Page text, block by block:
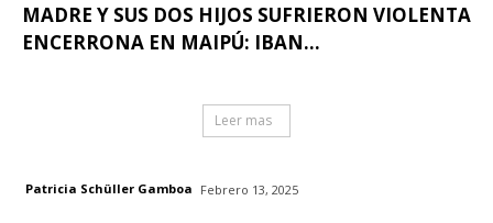
MADRE Y SUS DOS HIJOS SUFRIERON VIOLENTA
ENCERRONA EN MAIPÚ: IBAN...
Leer mas
Patricia Schüller Gamboa Febrero 13, 2025